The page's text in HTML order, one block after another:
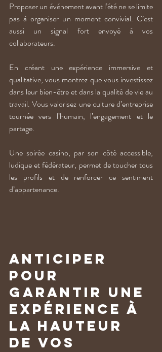
Proposer un événement avant l’été ne se limite
pas à organiser un moment convivial. C’est
aussi un signal fort envoyé à vos
collaborateurs.
En créant une expérience immersive et
qualitative, vous montrez que vous investissez
dans leur bien-être et dans la qualité de vie au
travail. Vous valorisez une culture d’entreprise
tournée vers l’humain, l’engagement et le
partage.
Une soirée casino, par son côté accessible,
ludique et fédérateur, permet de toucher tous
les profils et de renforcer ce sentiment
d’appartenance.
Anticiper
pour
garantir une
expérience à
la hauteur
de vos